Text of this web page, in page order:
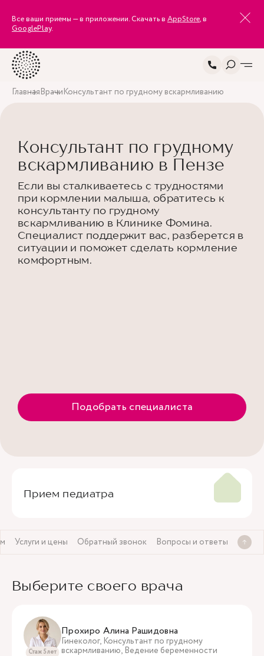
Все ваши приемы — в приложении. Скачать в AppStore, в
GooglePlay.
ГлавнаяВрачиКонсультант по грудному вскармливанию
Консультант по грудному
вскармливанию в Пензе
Если вы сталкиваетесь с трудностями
при кормлении малыша, обратитесь к
консультанту по грудному
вскармливанию в Клинике Фомина.
Специалист поддержит вас, разберется в
ситуации и поможет сделать кормление
комфортным.
Подобрать специалиста
Прием педиатра
Услуги и цены Обратный звонок Вопросы и ответы
Выберите своего врача
Стаж 5 лет
Прохиро Алина Рашидовна
Гинеколог, Консультант по грудному
вскармливанию, Ведение беременности